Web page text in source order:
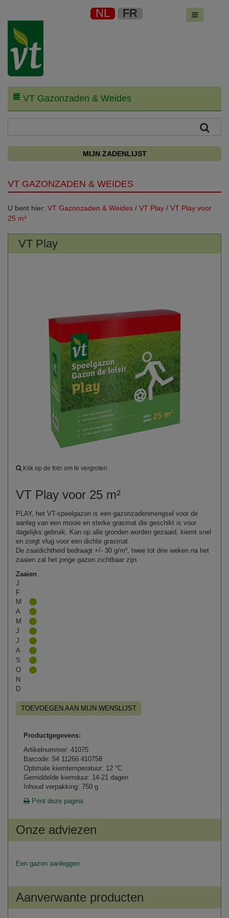
NL FR
VT Gazonzaden & Weides
MIJN ZADENLIJST
VT GAZONZADEN & WEIDES
U bent hier: VT Gazonzaden & Weides / VT Play / VT Play voor
25 m²
VT Play
Klik op de foto om te vergroten
VT Play voor 25 m²
PLAY, het VT-speelgazon is een gazonzadenmengsel voor de
aanleg van een mooie en sterke grasmat die geschikt is voor
dagelijks gebruik. Kan op alle gronden worden gezaaid, kiemt snel
en zorgt vlug voor een dichte grasmat.
De zaaidichtheid bedraagt +/- 30 g/m², twee tot drie weken na het
zaaien zal het jonge gazon zichtbaar zijn.
Zaaien
J
F
M
A
M
J
J
A
S
O
N
D
TOEVOEGEN AAN MIJN WENSLIJST
Productgegevens:
Artikelnummer: 41075
Barcode: 54 11266 410758
Optimale kiemtemperatuur: 12 °C
Gemiddelde kiemduur: 14-21 dagen
Inhoud verpakking: 750 g
Print deze pagina
Onze adviezen
Een gazon aanleggen
Aanverwante producten